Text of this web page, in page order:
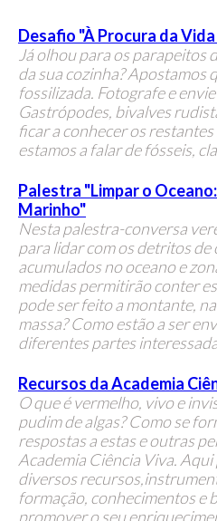
Desafio "À Procura da
Já olhou para os parapeitos
da sua cozinha? Apostamos
fossilizada. Fotografe e
Gastrópodes, bivalves
ficar a conhecer os
estamos a falar de fósseis,
Palestra "Limpar o
Marinho"
Nesta palestra-conversa
para lidar com os detritos de
acumulados no oceano e
medidas permitirão conter
pode ser feito a montante,
massa? Como estão a ser
diferentes partes
Recursos da Academia
O que é vermelho, vivo e
pudim de algas? Como se
respostas a estas e outras
Academia Ciência Viva.
diversos
formação, conhecimentos e
promover o seu